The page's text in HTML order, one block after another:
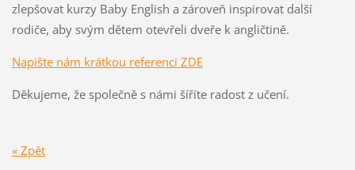
zlepšovat kurzy Baby English a zároveň inspirovat další
rodiče, aby svým dětem otevřeli dveře k angličtině.
Napište nám krátkou referenci ZDE
Děkujeme, že společně s námi šíříte radost z učení.
« Zpět